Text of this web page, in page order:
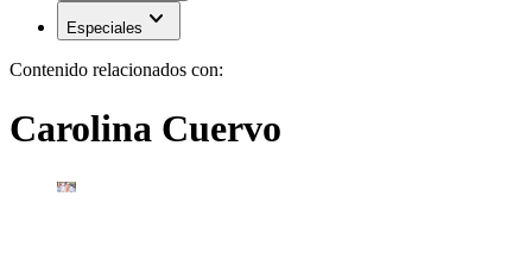
Especiales expand_more
Contenido relacionados con:
Carolina Cuervo